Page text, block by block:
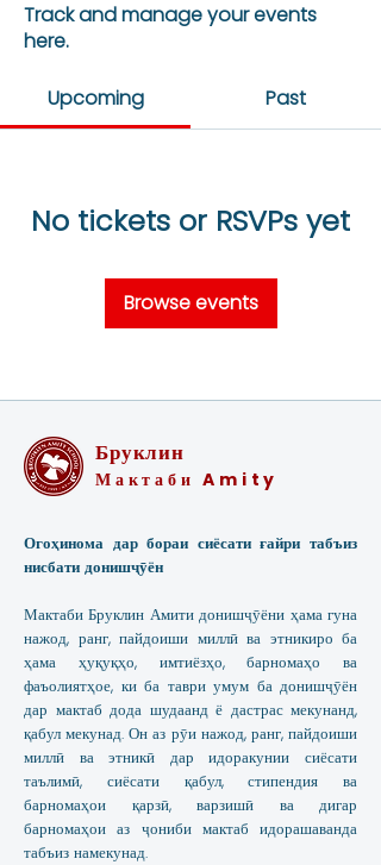
Track and manage your events
here.
Upcoming Past
No tickets or RSVPs yet
Browse events
Бруклин
Мактаби Amity
Огоҳинома дар бораи сиёсати ғайри табъиз
нисбати донишҷӯён
Мактаби Бруклин Амити донишҷӯёни ҳама гуна
нажод, ранг, пайдоиши миллӣ ва этникиро ба
ҳама ҳуқуқҳо, имтиёзҳо, барномаҳо ва
фаъолиятҳое, ки ба таври умум ба донишҷӯён
дар мактаб дода шудаанд ё дастрас мекунанд,
қабул мекунад. Он аз рӯи нажод, ранг, пайдоиши
миллӣ ва этникӣ дар идоракунии сиёсати
таълимӣ, сиёсати қабул, стипендия ва
барномаҳои қарзӣ, варзишӣ ва дигар
барномаҳои аз ҷониби мактаб идорашаванда
табъиз намекунад.